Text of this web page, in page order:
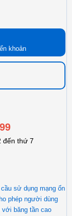
khoản
thứ 7
sử dụng mạng ổn
phép người dùng
băng tần cao